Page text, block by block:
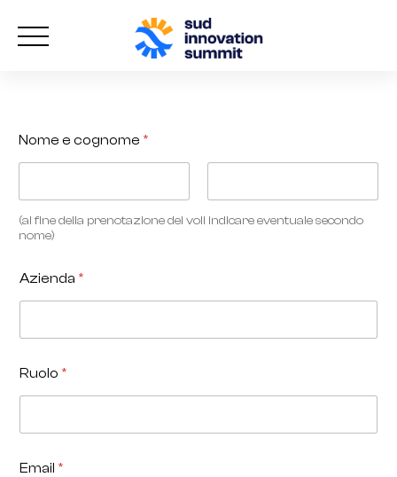
p
e
o
g
Nome e cognome *
(al fine della prenotazione dei voli indicare eventuale secondo
nome)
Azienda *
Ruolo *
Email *